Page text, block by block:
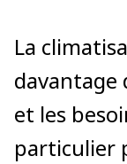
La
davantage
et les
particulier